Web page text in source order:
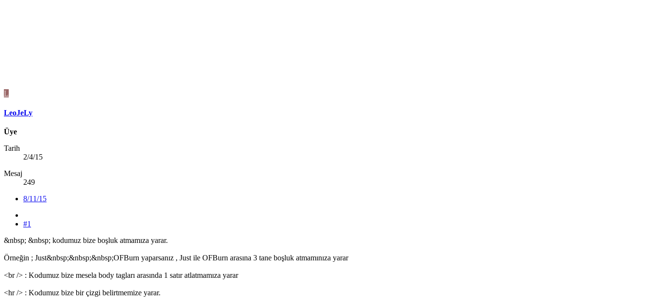
L
LeoJeLy
Üye
Tarih
2/4/15
Mesaj
249
8/11/15
#1
&nbsp; &nbsp; kodumuz bize boşluk atmamıza yarar.
Örneğin ; Just&nbsp;&nbsp;&nbsp;OFBurn yaparsanız , Just ile OFBurn arasına 3 tane boşluk atmamınıza yarar
<br /> : Kodumuz bize mesela body tagları arasında 1 satır atlatmamıza yarar
<hr /> : Kodumuz bize bir çizgi belirtmemize yarar.